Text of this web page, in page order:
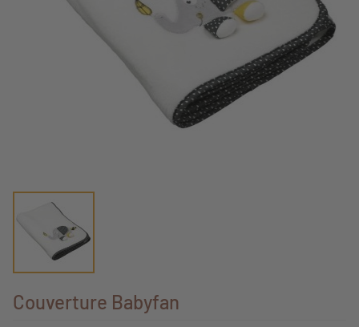
Couverture Babyfan